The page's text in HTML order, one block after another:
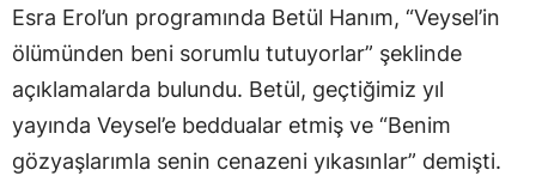
Esra Erol’un programında Betül Hanım, “Veysel’in
ölümünden beni sorumlu tutuyorlar” şeklinde
açıklamalarda bulundu. Betül, geçtiğimiz yıl
yayında Veysel’e beddualar etmiş ve “Benim
gözyaşlarımla senin cenazeni yıkasınlar” demişti.